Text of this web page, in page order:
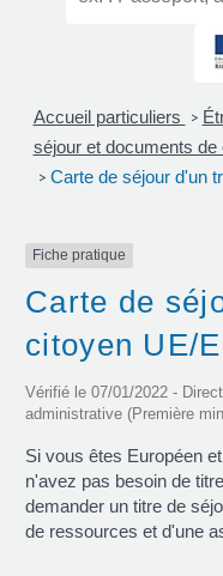
Accueil particuliers >
séjour et documents
> Carte de séjour d'un
Fiche pratique
Carte de
citoyen UE/
Vérifié le 07/01/2022 -
administrative (Première
Si vous êtes Européen
n'avez pas besoin de
demander un titre de
de ressources et d'une